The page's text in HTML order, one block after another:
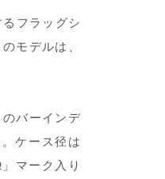
フラッグシ
モデルは、
バーインデ
ケース径は
マーク入り